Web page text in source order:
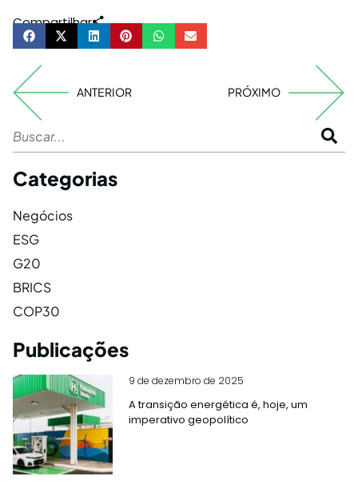
Compartilhar
ANTERIOR PRÓXIMO
Categorias
Negócios
ESG
G20
BRICS
COP30
Publicações
9 de dezembro de 2025
A transição energética é, hoje, um
imperativo geopolítico